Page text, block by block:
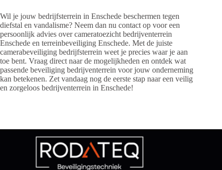
Wil je jouw bedrijfsterrein in Enschede beschermen tegen
diefstal en vandalisme? Neem dan nu contact op voor een
persoonlijk advies over cameratoezicht bedrijventerrein
Enschede en terreinbeveiliging Enschede. Met de juiste
camerabeveiliging bedrijfsterrein weet je precies waar je aan
toe bent. Vraag direct naar de mogelijkheden en ontdek wat
passende beveiliging bedrijventerrein voor jouw onderneming
kan betekenen. Zet vandaag nog de eerste stap naar een veilig
en zorgeloos bedrijventerrein in Enschede!